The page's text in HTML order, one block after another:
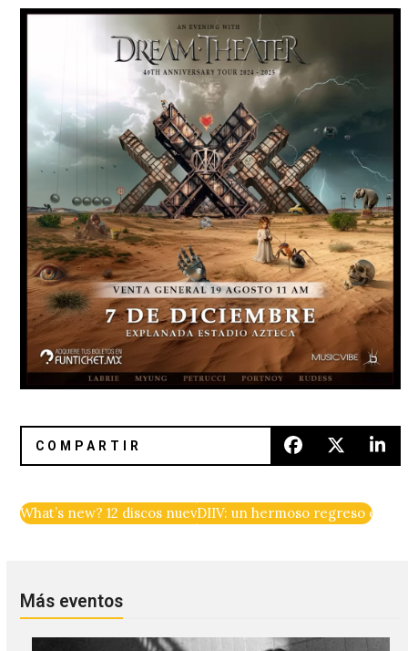
What’s new? 12 discos nuevos para el fin de semana
DIIV: un hermoso regreso en el
Más eventos